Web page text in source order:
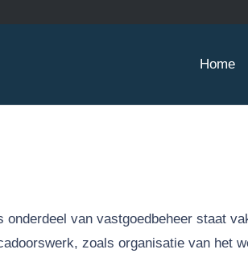
Home
van vastgoedbeheer staat
zoals organisatie van het